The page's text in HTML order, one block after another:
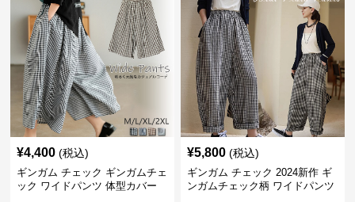
¥4,400 (税込)
ギンガム チェック ギンガムチェ
ック ワイドパンツ 体型カバー
¥5,800 (税込)
ギンガム チェック 2024新作 ギ
ンガムチェック柄 ワイドパンツ